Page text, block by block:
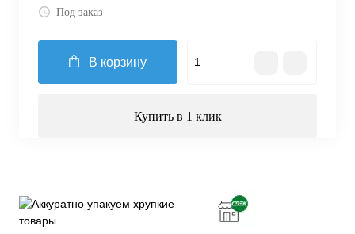
Под заказ
В корзину
Купить в 1 клик